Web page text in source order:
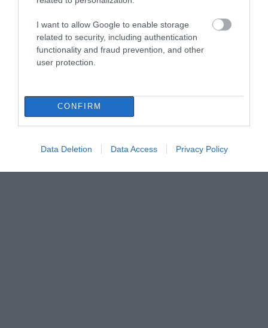
I want to allow Google to enable storage
related to security, including authentication
functionality and fraud prevention, and other
user protection.
CONFIRM
Data Deletion Data Access Privacy Policy